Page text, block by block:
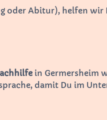
oder Abitur), helfen wir
in Germersheim
damit Du im